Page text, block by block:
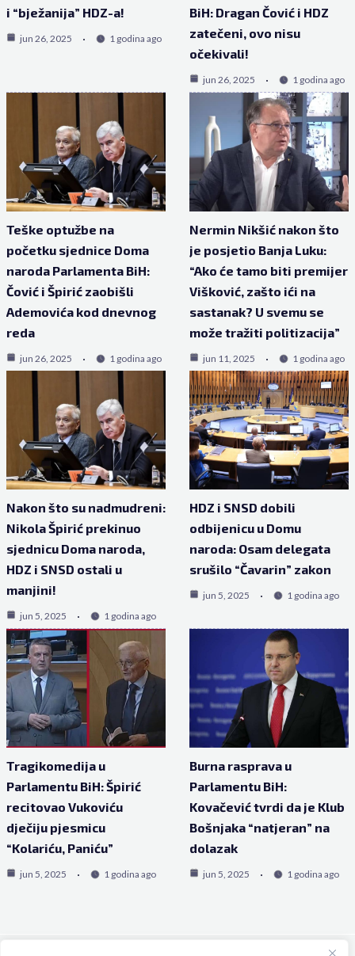
i “bježanija” HDZ-a!
jun 26, 2025 1 godina ago
BiH: Dragan Čović i HDZ
zatečeni, ovo nisu
očekivali!
jun 26, 2025 1 godina ago
Teške optužbe na
početku sjednice Doma
naroda Parlamenta BiH:
Čović i Špirić zaobišli
Ademovića kod dnevnog
reda
jun 26, 2025 1 godina ago
Nermin Nikšić nakon što
je posjetio Banja Luku:
“Ako će tamo biti premijer
Višković, zašto ići na
sastanak? U svemu se
može tražiti politizacija”
jun 11, 2025 1 godina ago
Nakon što su nadmudreni:
Nikola Špirić prekinuo
sjednicu Doma naroda,
HDZ i SNSD ostali u
manjini!
jun 5, 2025 1 godina ago
HDZ i SNSD dobili
odbijenicu u Domu
naroda: Osam delegata
srušilo “Čavarin” zakon
jun 5, 2025 1 godina ago
Tragikomedija u
Parlamentu BiH: Špirić
recitovao Vukoviću
dječiju pjesmicu
“Kolariću, Paniću”
jun 5, 2025 1 godina ago
Burna rasprava u
Parlamentu BiH:
Kovačević tvrdi da je Klub
Bošnjaka “natjeran” na
dolazak
jun 5, 2025 1 godina ago